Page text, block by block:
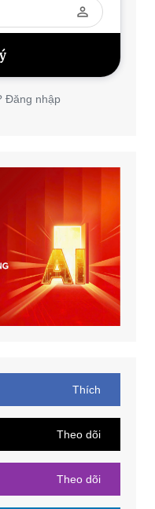
perm_identity
Đăng nhập
Thích
Theo dõi
Theo dõi